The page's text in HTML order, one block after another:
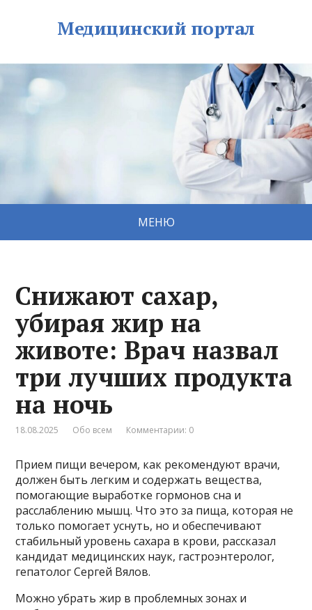
Медицинский портал
МЕНЮ
Снижают сахар,
убирая жир на
животе: Врач назвал
три лучших продукта
на ночь
18.08.2025 Обо всем Комментарии: 0
Прием пищи вечером, как рекомендуют врачи,
должен быть легким и содержать вещества,
помогающие выработке гормонов сна и
расслаблению мышц. Что это за пища, которая не
только помогает уснуть, но и обеспечивают
стабильный уровень сахара в крови, рассказал
кандидат медицинских наук, гастроэнтеролог,
гепатолог Сергей Вялов.
Можно убрать жир в проблемных зонах и